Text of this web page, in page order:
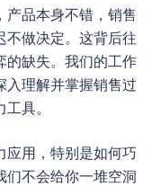
产品本身不错，销售
不做决定。这背后往
的缺失。我们的工作
入理解并掌握销售过
具。
应用，特别是如何巧
们不会给你一堆空洞